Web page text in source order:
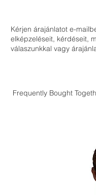
Kérjen árajánlatot e-
elképzeléseit, kérdéseit,
válaszunkkal vagy
Frequently Bought